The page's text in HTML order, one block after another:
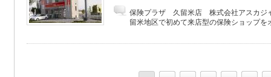
保険プラザ 久留米店 株式会社アスカジ
留米地区で初めて来店型の保険ショップを